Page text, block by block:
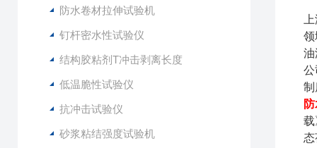
防水卷材拉伸试验机
钉杆密水性试验仪
结构胶粘剂T冲击剥离长度
低温脆性试验仪
抗冲击试验仪
砂浆粘结强度试验机
领
油
公
制
载